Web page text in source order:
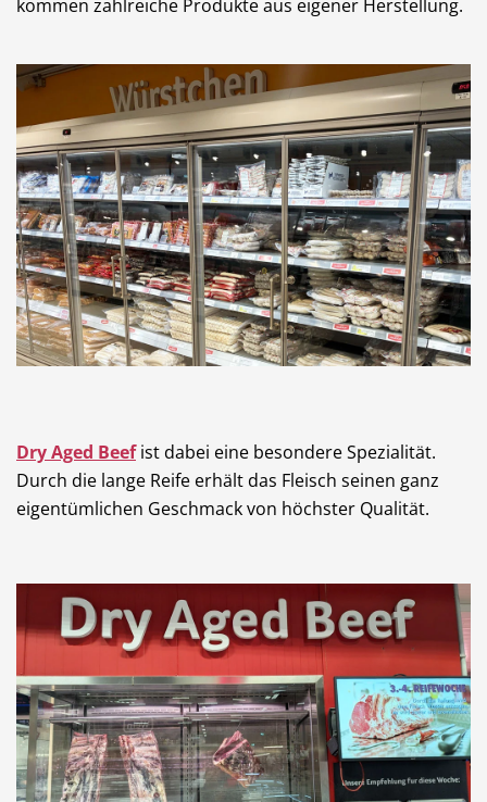
kommen zahlreiche Produkte aus eigener Herstellung.
Dry Aged Beefist dabei eine besondere Spezialität.
Durch die lange Reife erhält das Fleisch seinen ganz
eigentümlichen Geschmack von höchster Qualität.